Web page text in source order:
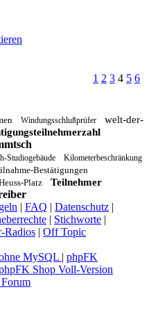
1 2 3 4 5 6
Windungsschlußprüfer
welt-der-
Studiogebäude Kilometerbeschränkung
Bestätigungen
Platz Teilnehmer
| FAQ | Datenschutz |
| Stichworte |
Radios | Off Topic
MySQL | phpFK
Shop Voll-Version